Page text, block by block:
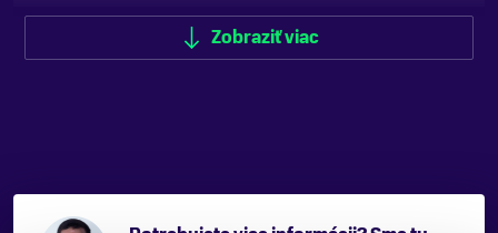
Zobraziť viac